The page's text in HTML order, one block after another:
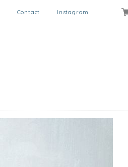
Contact Instagram